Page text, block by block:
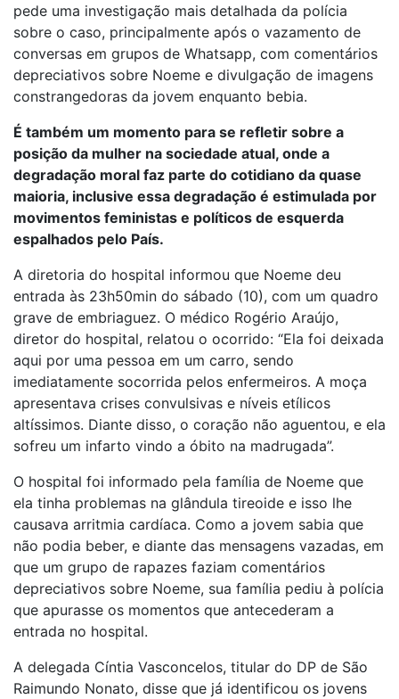
pede uma investigação mais detalhada da polícia
sobre o caso, principalmente após o vazamento de
conversas em grupos de Whatsapp, com comentários
depreciativos sobre Noeme e divulgação de imagens
constrangedoras da jovem enquanto bebia.
É também um momento para se refletir sobre a
posição da mulher na sociedade atual, onde a
degradação moral faz parte do cotidiano da quase
maioria, inclusive essa degradação é estimulada por
movimentos feministas e políticos de esquerda
espalhados pelo País.
A diretoria do hospital informou que Noeme deu
entrada às 23h50min do sábado (10), com um quadro
grave de embriaguez. O médico Rogério Araújo,
diretor do hospital, relatou o ocorrido: “Ela foi deixada
aqui por uma pessoa em um carro, sendo
imediatamente socorrida pelos enfermeiros. A moça
apresentava crises convulsivas e níveis etílicos
altíssimos. Diante disso, o coração não aguentou, e ela
sofreu um infarto vindo a óbito na madrugada”.
O hospital foi informado pela família de Noeme que
ela tinha problemas na glândula tireoide e isso lhe
causava arritmia cardíaca. Como a jovem sabia que
não podia beber, e diante das mensagens vazadas, em
que um grupo de rapazes faziam comentários
depreciativos sobre Noeme, sua família pediu à polícia
que apurasse os momentos que antecederam a
entrada no hospital.
A delegada Cíntia Vasconcelos, titular do DP de São
Raimundo Nonato, disse que já identificou os jovens